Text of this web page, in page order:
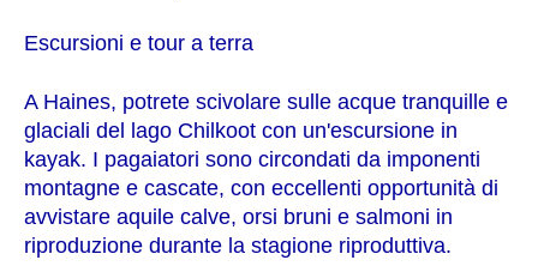
Escursioni e tour a terra
A Haines, potrete scivolare sulle acque tranquille e
glaciali del lago Chilkoot con un'escursione in
kayak. I pagaiatori sono circondati da imponenti
montagne e cascate, con eccellenti opportunità di
avvistare aquile calve, orsi bruni e salmoni in
riproduzione durante la stagione riproduttiva.